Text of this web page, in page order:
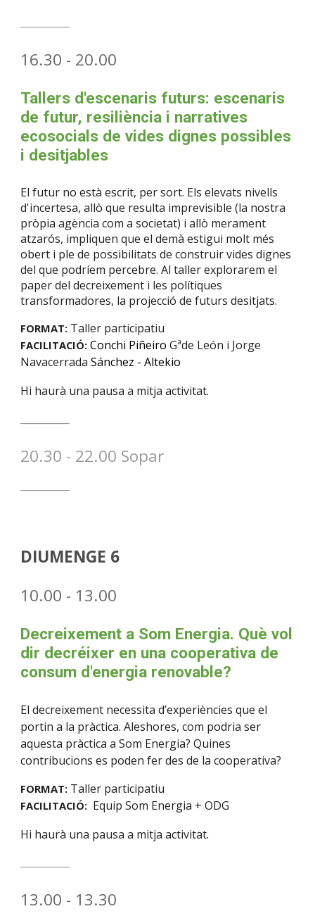
16.30 - 20.00
Tallers d'escenaris futurs: escenaris
de futur, resiliència i narratives
ecosocials de vides dignes possibles
i desitjables
El futur no està escrit, per sort. Els elevats nivells
d'incertesa, allò que resulta imprevisible (la nostra
pròpia agència com a societat) i allò merament
atzarós, impliquen que el demà estigui molt més
obert i ple de possibilitats de construir vides dignes
del que podríem percebre. Al taller explorarem el
paper del decreixement i les polítiques
transformadores, la projecció de futurs desitjats.
FORMAT: Taller participatiu
FACILITACIÓ: Conchi PiñeiroGªde León i Jorge
Navacerrada Sánchez -Altekio
Hi haurà una pausa a mitja activitat.
20.30 - 22.00 Sopar
DIUMENGE 6
10.00 - 13.00
Decreixement a Som Energia. Què vol
dir decréixer en una cooperativa de
consum d'energia renovable?
El decreixement necessita d’experiències que el
portin a la pràctica. Aleshores, com podria ser
aquesta pràctica a Som Energia? Quines
contribucions es poden fer des de la cooperativa?
FORMAT: Taller participatiu
FACILITACIÓ: Equip Som Energia + ODG
Hi haurà una pausa a mitja activitat.
13.00 - 13.30